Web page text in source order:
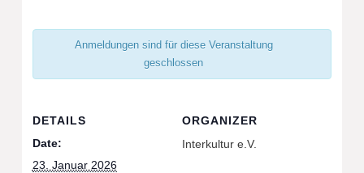
DETAILS
Date:
23. Januar 2026
ORGANIZER
Interkultur e.V.
Anmeldungen sind für diese Veranstaltung
geschlossen